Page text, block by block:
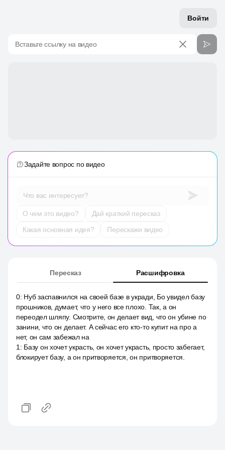
Войти
Вставьте ссылку на видео
Задайте вопрос по видео
Что вас интересует?
О чем это видео?
Дай краткий пересказ
Какая основная идея?
Перескажи видео
Пересказ Расшифровка
0: Нуб заспавнился на своей базе в укради, Бо увидел базу
прошников, думает, что у него все плохо. Так, а он
переодел шляпу. Смотрите, он делает вид, что он убине по
занини, что он делает. А сейчас его кто-то купит на про а
нет, он сам забежал на
1 : Базу он хочет украсть, он хочет украсть, просто забегает,
блокирует базу, а он притворяется, он притворяется.